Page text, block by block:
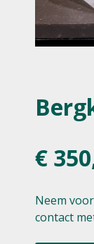
€
Neem
contact